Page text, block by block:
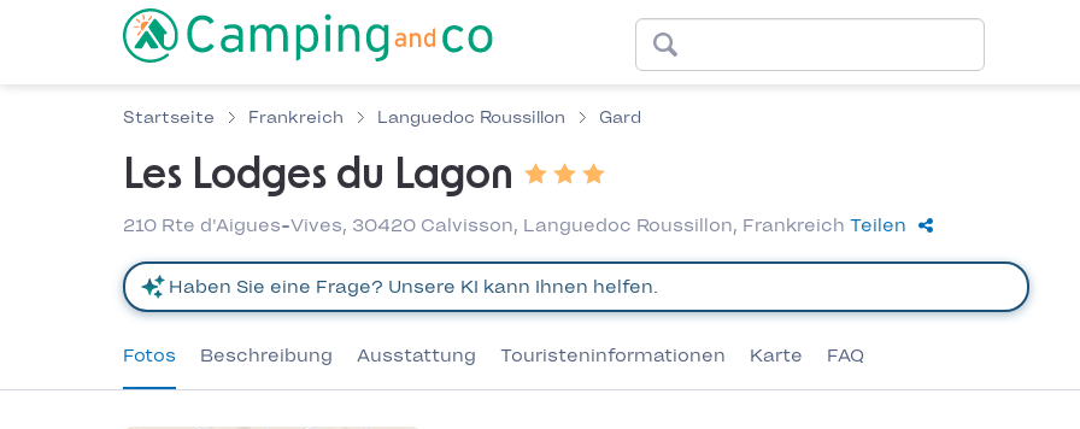
Startseite Frankreich Languedoc Roussillon Gard
Les Lodges du Lagon
210 Rte d'Aigues-Vives, 30420 Calvisson, Languedoc Roussillon, Frankreich Teilen
Fotos Beschreibung Ausstattung Touristeninformationen Karte FAQ